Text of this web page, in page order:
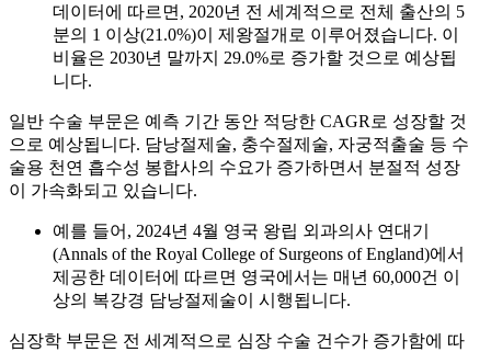
데이터에 따르면, 2020년 전 세계적으로 전체 출산의 5
분의 1 이상(21.0%)이 제왕절개로 이루어졌습니다. 이
비율은 2030년 말까지 29.0%로 증가할 것으로 예상됩
니다.
일반 수술 부문은 예측 기간 동안 적당한 CAGR로 성장할 것
으로 예상됩니다. 담낭절제술, 충수절제술, 자궁적출술 등 수
술용 천연 흡수성 봉합사의 수요가 증가하면서 분절적 성장
이 가속화되고 있습니다.
예를 들어, 2024년 4월 영국 왕립 외과의사 연대기
(Annals of the Royal College of Surgeons of England)에서
제공한 데이터에 따르면 영국에서는 매년 60,000건 이
상의 복강경 담낭절제술이 시행됩니다.
심장학 부문은 전 세계적으로 심장 수술 건수가 증가함에 따